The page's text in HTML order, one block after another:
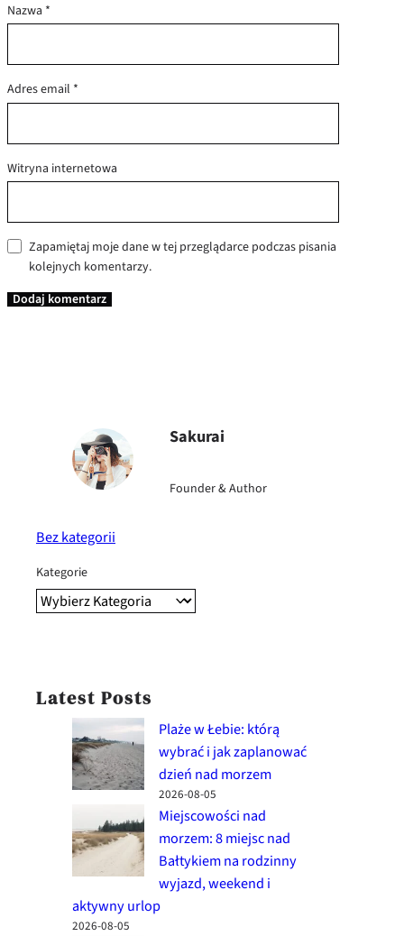
Nazwa *
Adres email *
Witryna internetowa
Zapamiętaj moje dane w tej przeglądarce podczas pisania
kolejnych komentarzy.
Sakurai
Founder & Author
Bez kategorii
Kategorie
Latest Posts
Plaże w Łebie: którą
wybrać i jak zaplanować
dzień nad morzem
2026-08-05
Miejscowości nad
morzem: 8 miejsc nad
Bałtykiem na rodzinny
wyjazd, weekend i
aktywny urlop
2026-08-05